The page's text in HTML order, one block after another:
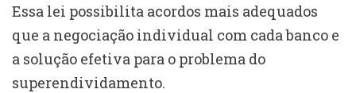
Essa lei possibilita acordos mais adequados
que a negociação individual com cada banco e
a solução efetiva para o problema do
superendividamento.